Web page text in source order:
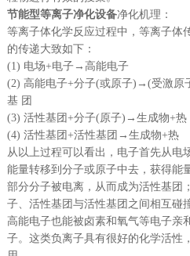
节能型等离子净化设备净化机理：
等离子体化学反应过程中，等离子体
的传递大致如下：
(1) 电场+电子→高能电子
(2) 高能电子+分子(或原子)→(受激原
基 团
(3) 活性基团+分子(原子)→生成物+热
(4) 活性基团+活性基团→生成物+热
从以上过程可以看出，电子首先从电
能量转移到分子或原子中去，获得能
部分分子被电离，从而成为活性基团
子、活性基团与活性基团之间相互碰
高能电子也能被卤素和氧气等电子亲
子。这类负离子具有很好的化学活性